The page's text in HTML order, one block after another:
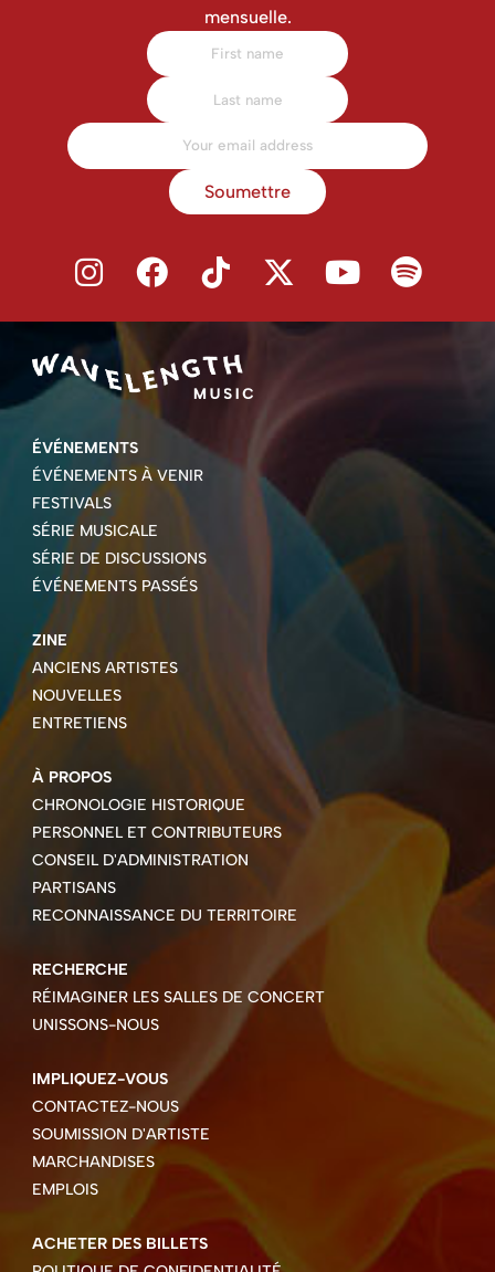
mensuelle.
Soumettre
ÉVÉNEMENTS
ÉVÉNEMENTS À VENIR
FESTIVALS
SÉRIE MUSICALE
SÉRIE DE DISCUSSIONS
ÉVÉNEMENTS PASSÉS
ZINE
ANCIENS ARTISTES
NOUVELLES
ENTRETIENS
À PROPOS
CHRONOLOGIE HISTORIQUE
PERSONNEL ET CONTRIBUTEURS
CONSEIL D'ADMINISTRATION
PARTISANS
RECONNAISSANCE DU TERRITOIRE
RECHERCHE
RÉIMAGINER LES SALLES DE CONCERT
UNISSONS-NOUS
IMPLIQUEZ-VOUS
CONTACTEZ-NOUS
SOUMISSION D'ARTISTE
MARCHANDISES
EMPLOIS
ACHETER DES BILLETS